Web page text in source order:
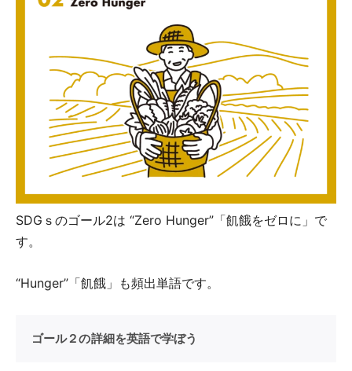
SDGｓのゴール2は “Zero Hunger”「飢餓をゼロに」で
す。
“Hunger”「飢餓」も頻出単語です。
ゴール２の詳細を英語で学ぼう